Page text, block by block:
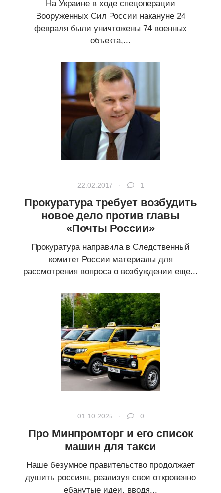
На Украине в ходе спецоперации
Вооруженных Сил России накануне 24
февраля были уничтожены 74 военных
объекта,...
22.02.2017 · 1
Прокуратура требует возбудить
новое дело против главы
«Почты России»
Прокуратура направила в Следственный
комитет России материалы для
рассмотрения вопроса о возбуждении еще...
01.10.2025 · 0
Про Минпромторг и его список
машин для такси
Наше безумное правительство продолжает
душить россиян, реализуя свои откровенно
ебанутые идеи, вводя...